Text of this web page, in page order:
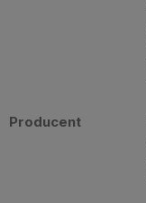
Producent